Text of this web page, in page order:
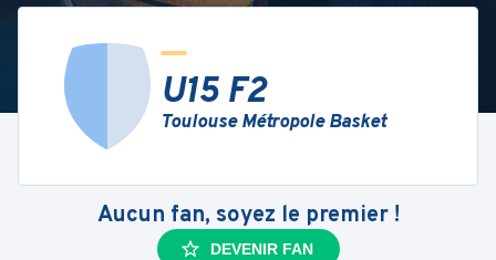
U15 F2
Toulouse Métropole Basket
Aucun fan, soyez le premier !
DEVENIR FAN